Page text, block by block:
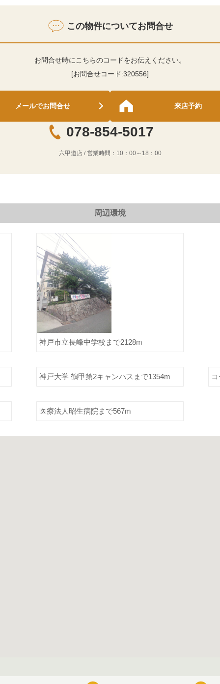
この物件についてお問合せ
お問合せ時にこちらのコードをお伝えください。
[お問合せコード:320556]
メールでお問合せ 来店予約
078-854-5017
六甲道店/ 営業時間： 10：00～18：00
周辺環境
神戸市立長峰中学校まで2128m
神戸大学 鶴甲第2キャンパスまで1354m
医療法人昭生病院まで567m